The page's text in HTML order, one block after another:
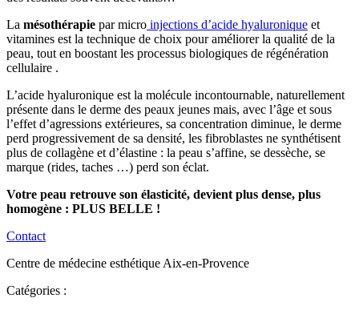
La mésothérapie par micro injections d’acide hyaluronique et
vitamines est la technique de choix pour améliorer la qualité de la
peau, tout en boostant les processus biologiques de régénération
cellulaire .
L’acide hyaluronique est la molécule incontournable, naturellement
présente dans le derme des peaux jeunes mais, avec l’âge et sous
l’effet d’agressions extérieures, sa concentration diminue, le derme
perd progressivement de sa densité, les fibroblastes ne synthétisent
plus de collagène et d’élastine : la peau s’affine, se dessèche, se
marque (rides, taches …) perd son éclat.
Votre peau retrouve son élasticité, devient plus dense, plus
homogène : PLUS BELLE !
Contact
Centre de médecine esthétique Aix-en-Provence
Catégories :